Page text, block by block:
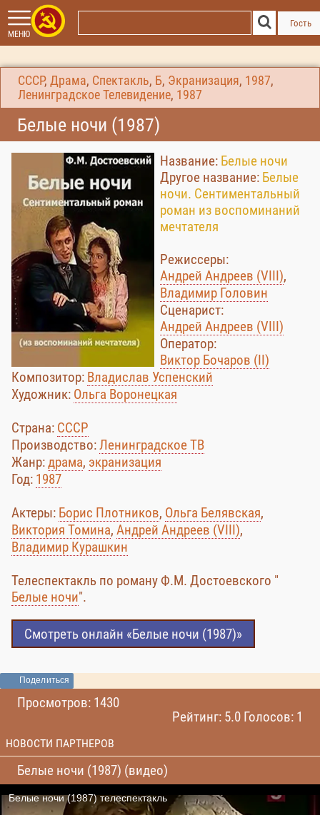
МЕНЮ
Гость
СССР, Драма, Спектакль, Б, Экранизация, 1987,
Ленинградское Телевидение, 1987
Белые ночи (1987)
Название: Белые ночи
Другое название: Белые
ночи. Сентиментальный
роман из воспоминаний
мечтателя
Режиссеры:
Андрей Андреев (VIII),
Владимир Головин
Сценарист:
Андрей Андреев (VIII)
Оператор:
Виктор Бочаров (II)
Композитор: Владислав Успенский
Художник: Ольга Воронецкая
Страна: СССР
Производство:Ленинградское ТВ
Жанр:драма, экранизация
Год: 1987
Актеры: Борис Плотников, Ольга Белявская,
Виктория Томина, Андрей Андреев (VIII),
Владимир Курашкин
Телеспектакль по роману Ф.М. Достоевского "
Белые ночи".
Смотреть онлайн «Белые ночи (1987)»
Поделиться
Просмотров: 1430
Рейтинг: 5.0 Голосов: 1
НОВОСТИ ПАРТНЕРОВ
Белые ночи (1987) (видео)